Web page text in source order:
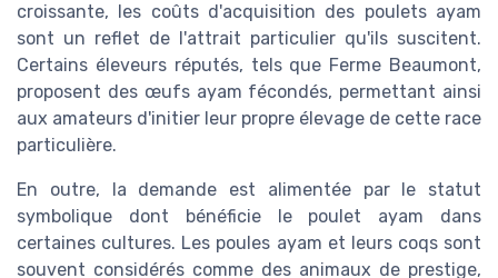
croissante, les coûts d'acquisition des poulets ayam
sont un reflet de l'attrait particulier qu'ils suscitent.
Certains éleveurs réputés, tels que Ferme Beaumont,
proposent des œufs ayam fécondés, permettant ainsi
aux amateurs d'initier leur propre élevage de cette race
particulière.
En outre, la demande est alimentée par le statut
symbolique dont bénéficie le poulet ayam dans
certaines cultures. Les poules ayam et leurs coqs sont
souvent considérés comme des animaux de prestige,